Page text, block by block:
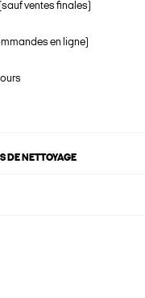
ventes finales)
en ligne)
DE NETTOYAGE